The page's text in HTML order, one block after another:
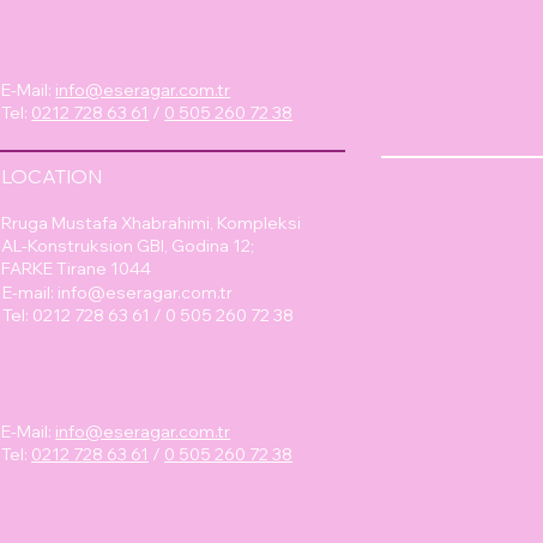
E-Mail: info@eseragar.com.tr
Tel: 0212 728 63 61 / 0 505 260 72 38
E-mail: info@eseragar.com.tr
Tel: 0212 728 63 61 / 0 505 260 72 38
LOCATION
Rruga Mustafa Xhabrahimi, Kompleksi
AL-Konstruksion GBI, Godina 12;
FARKE Tirane 1044
E-Mail: info@eseragar.com.tr
Tel: 0212 728 63 61 / 0 505 260 72 38